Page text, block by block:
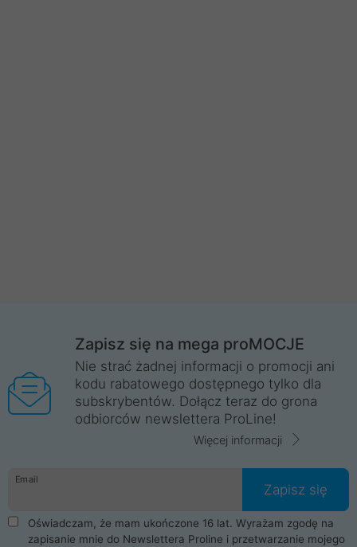
Zapisz się na mega proMOCJE
Nie strać żadnej informacji o promocji ani
kodu rabatowego dostępnego tylko dla
subskrybentów. Dołącz teraz do grona
odbiorców newslettera ProLine!
Więcej informacji
Email
Zapisz się
Oświadczam, że mam ukończone 16 lat. Wyrażam zgodę na
zapisanie mnie do Newslettera Proline i przetwarzanie mojego